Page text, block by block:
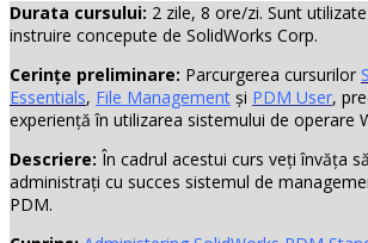
Durata cursului: 2 zile, 8 ore/zi. Sunt
instruire concepute de SolidWorks Corp.
Cerințe preliminare: Parcurgerea cursurilor
Essentials, File Management și PDM User,
experiență în utilizarea sistemului de operare
Descriere: În cadrul acestui curs veți învăța
administrați cu succes sistemul de
PDM.